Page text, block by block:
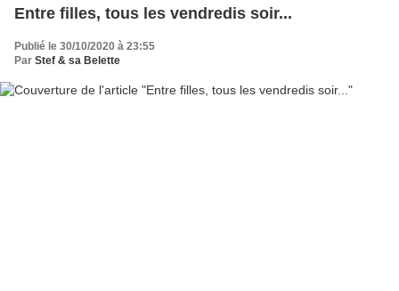
Entre filles, tous les vendredis soir...
Publié le 30/10/2020 à 23:55
Par Stef & sa Belette